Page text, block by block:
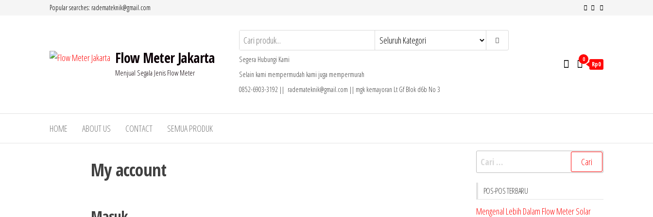
Popular searches: rademateknik@gmail.com
Flow Meter Jakarta
Menjual Segala Jenis Flow Meter
Segera Hubungi Kami
Selain kami mempermudah kami juga mempermurah
0852-6903-3192 || rademateknik@gmail.com || mgk kemayoran Lt Gf Blok d6b No 3
0
Rp0
HOME ABOUT US CONTACT SEMUA PRODUK
My account
Cari
untuk:
POS-POS TERBARU
Mengenal Lebih Dalam Flow Meter Solar